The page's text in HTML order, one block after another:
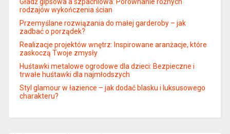
rodzajów wykończenia ścian
Przemyślane rozwiązania do małej garderoby – jak
zadbać o porządek?
Realizacje projektów wnętrz: Inspirowane aranżacje, które
zaskoczą Twoje zmysły
Huśtawki metalowe ogrodowe dla dzieci: Bezpieczne i
trwałe huśtawki dla najmłodszych
Styl glamour w łazience – jak dodać blasku i luksusowego
charakteru?